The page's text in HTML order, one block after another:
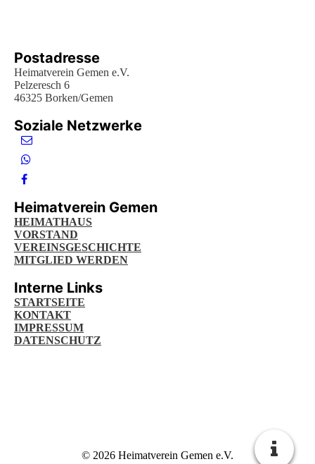
Postadresse
Heimatverein Gemen e.V.
Pelzeresch 6
46325 Borken/Gemen
Soziale Netzwerke
Heimatverein Gemen
HEIMATHAUS
VORSTAND
VEREINSGESCHICHTE
MITGLIED WERDEN
Interne Links
STARTSEITE
KONTAKT
IMPRESSUM
DATENSCHUTZ
© 2026 Heimatverein Gemen e.V.